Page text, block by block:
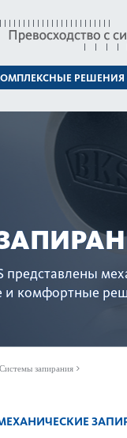
РЕШЕНИЯ
представлены
и комфортные
Системы запирания